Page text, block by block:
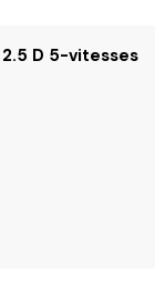
D 5-vitesses